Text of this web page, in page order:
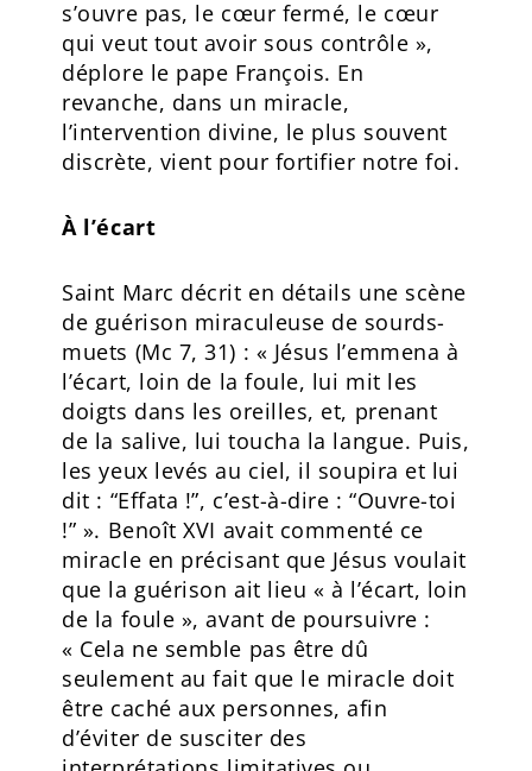
s’ouvre pas, le cœur fermé, le cœur
qui veut tout avoir sous contrôle »,
déplore le pape François. En
revanche, dans un miracle,
l’intervention divine, le plus souvent
discrète, vient pour fortifier notre foi.
À l’écart
Saint Marc décrit en détails une scène
de guérison miraculeuse de sourds-
muets (Mc 7, 31) : « Jésus l’emmena à
l’écart, loin de la foule, lui mit les
doigts dans les oreilles, et, prenant
de la salive, lui toucha la langue. Puis,
les yeux levés au ciel, il soupira et lui
dit : “Effata !”, c’est-à-dire : “Ouvre-toi
!” ». Benoît XVI avait commenté ce
miracle en précisant que Jésus voulait
que la guérison ait lieu « à l’écart, loin
de la foule », avant de poursuivre :
« Cela ne semble pas être dû
seulement au fait que le miracle doit
être caché aux personnes, afin
d’éviter de susciter des